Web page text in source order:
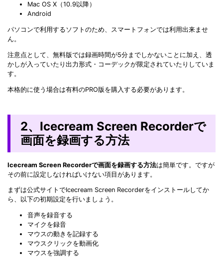
Mac OS X（10.9以降）
Android
パソコンで利用するソフトのため、スマートフォンでは利用出来ませ
ん。
注意点として、無料版では録画時間が5分までしかないことに加え、透
かしが入っていたり出力形式・コーデックが限定されていたりしていま
す。
本格的に使う場合は有料のPRO版を購入する必要があります。
2、Icecream Screen Recorderで
画面を録画する方法
Icecream Screen Recorderで画面を録画する方法は簡単です。ですが
その前に設定しなければいけない項目があります。
まずは公式サイトでIcecream Screen Recorderをインストールしてか
ら、以下の初期設定を行いましょう。
音声を録音する
マイクを録音
マウスの動きを記録する
マウスクリックを動画化
マウスを強調する